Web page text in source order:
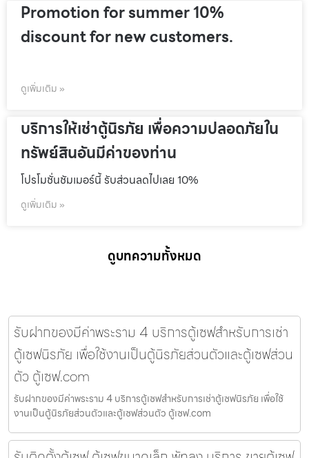
Promotion for summer 10%
discount for new customers.
ดูเพิ่มเติม »
บริการให้เช่าตู้นิรภัย เพื่อความปลอดภัยใน
ทรัพย์สินอันมีค่าของท่าน
โปรโมชั่นชัมเมอร์นี้ รับส่วนลดไปเลย 10%
ดูเพิ่มเติม »
ดูบทความทั้งหมด
รับฝากของมีค่าพระราม 4 บริการตู้เซฟสำหรับการเช่า
ตู้เซฟนิรภัย เพื่อใช้งานเป็นตู้นิรภัยส่วนตัวและตู้เซฟส่วน
ตัว ตู้เซฟ.com
รับฝากของมีค่าพระราม 4 บริการตู้เซฟสำหรับการเช่าตู้เซฟนิรภัย เพื่อใช้
งานเป็นตู้นิรภัยส่วนตัวและตู้เซฟส่วนตัว ตู้เซฟ.com